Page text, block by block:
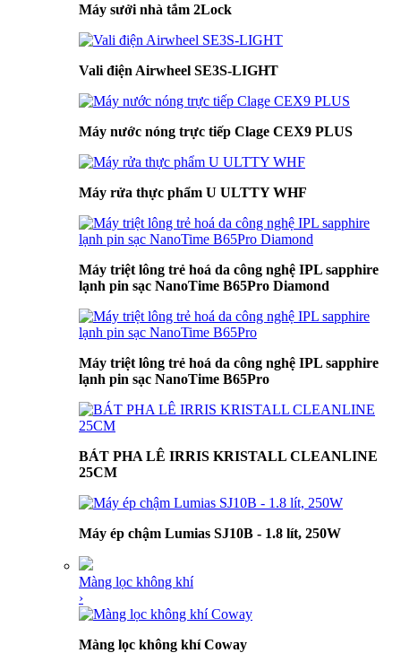
Máy sưởi nhà tắm 2Lock
Vali điện Airwheel SE3S-LIGHT
Máy nước nóng trực tiếp Clage CEX9 PLUS
Máy rửa thực phẩm U ULTTY WHF
Máy triệt lông trẻ hoá da công nghệ IPL sapphire
lạnh pin sạc NanoTime B65Pro Diamond
Máy triệt lông trẻ hoá da công nghệ IPL sapphire
lạnh pin sạc NanoTime B65Pro
BÁT PHA LÊ IRRIS KRISTALL CLEANLINE
25CM
Máy ép chậm Lumias SJ10B - 1.8 lít, 250W
Màng lọc không khí
›
Màng lọc không khí Coway